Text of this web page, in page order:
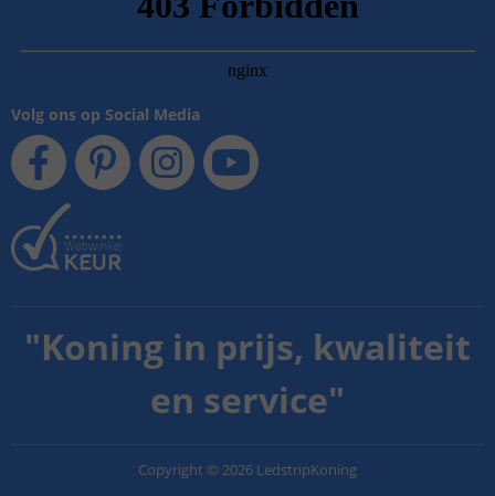
Volg ons op Social Media
"Koning in prijs, kwaliteit
en service"
Copyright © 2026 LedstripKoning